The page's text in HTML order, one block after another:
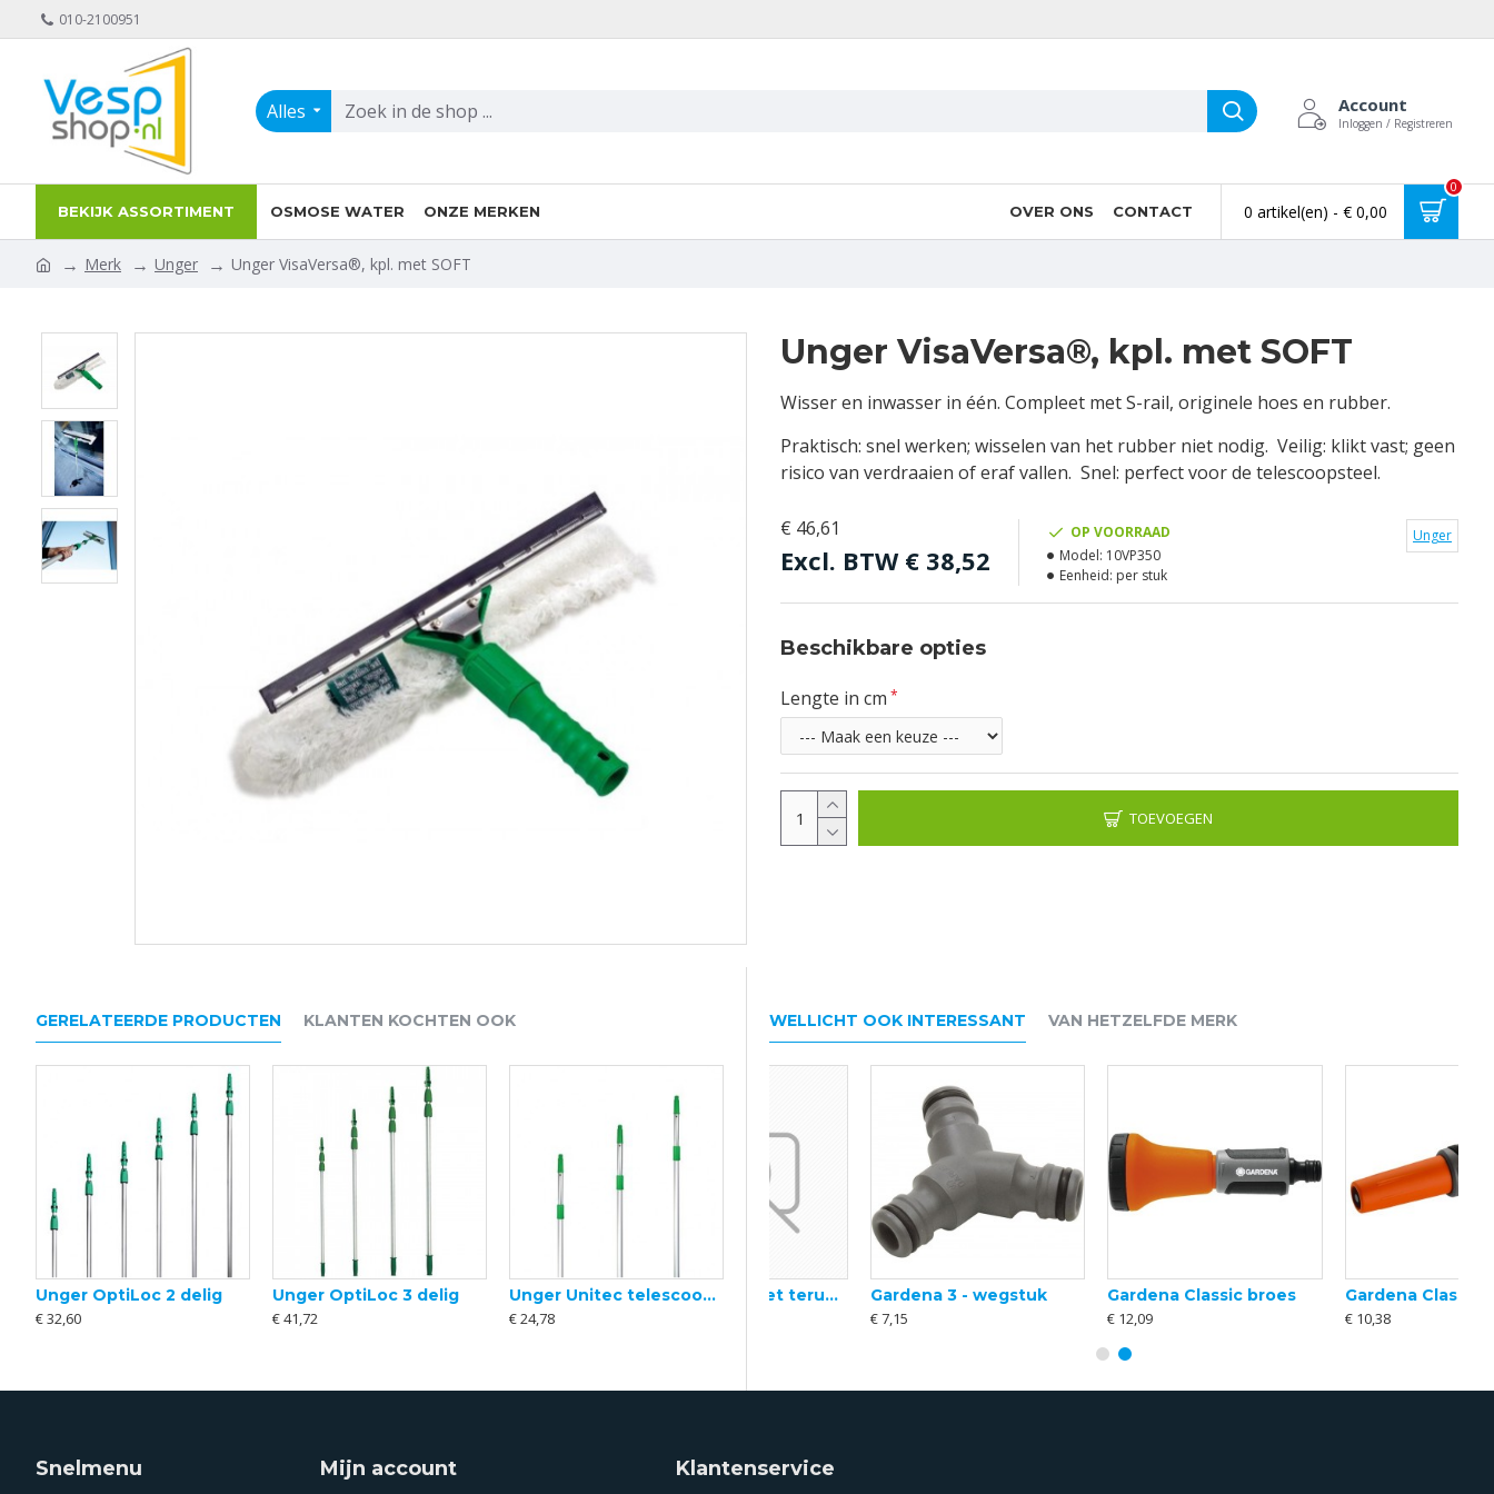
010-2100951
Alles Account
Inloggen / Registreren
BEKIJK ASSORTIMENT OSMOSE WATER ONZE MERKEN OVER ONS CONTACT 0 artikel(en) - € 0,00
0
Merk Unger Unger VisaVersa®, kpl. met SOFT
Unger VisaVersa®, kpl. met SOFT
Wisser en inwasser in één. Compleet met S-rail, originele hoes en rubber.
Praktisch: snel werken; wisselen van het rubber niet nodig. Veilig: klikt vast; geen
risico van verdraaien of eraf vallen. Snel: perfect voor de telescoopsteel.
€ 46,61
Excl. BTW€ 38,52
OP VOORRAAD
Model: 10VP350
Eenheid: per stuk
Unger
Beschikbare opties
Lengte in cm
TOEVOEGEN
GERELATEERDE PRODUCTEN KLANTEN KOCHTEN OOK
Unger OptiLoc 2 delig
€ 32,60
Unger OptiLoc 3 delig
€ 41,72
Unger Unitec telescoopsteel 2 delig snelsluiting
€ 24,78
WELLICHT OOK INTERESSANT VAN HETZELFDE MERK
€ 7,73
Emmerhaak metaal
€ 4,30
€ 22,93
Gardena 3 - wegstuk
Gardena Classic broes
Gardena Classic Tuinspuit
Snelmenu Mijn account Klantenservice